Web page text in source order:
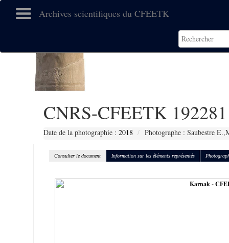
Archives scientifiques du CFEETK
CNRS-CFEETK 192281
Date de la photographie : 2018 Photographe : Saubestre
Consulter le document Information sur les éléments représentés